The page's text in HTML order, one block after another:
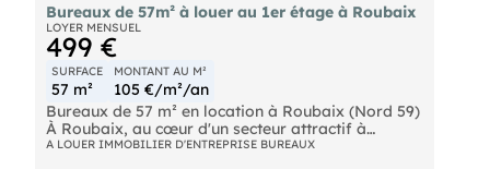
Bureaux de 57m² à louer au 1er étage à Roubaix
LOYER MENSUEL
499 €
SURFACE
57 m²
MONTANT AU M²
105 €/m²/an
Bureaux de 57 m² en location à Roubaix (Nord 59)
À Roubaix, au cœur d'un secteur attractif à
proximité de Tourcoing, Villeneuve-d'Ascq et Lille,
A LOUER IMMOBILIER D'ENTREPRISE BUREAUX